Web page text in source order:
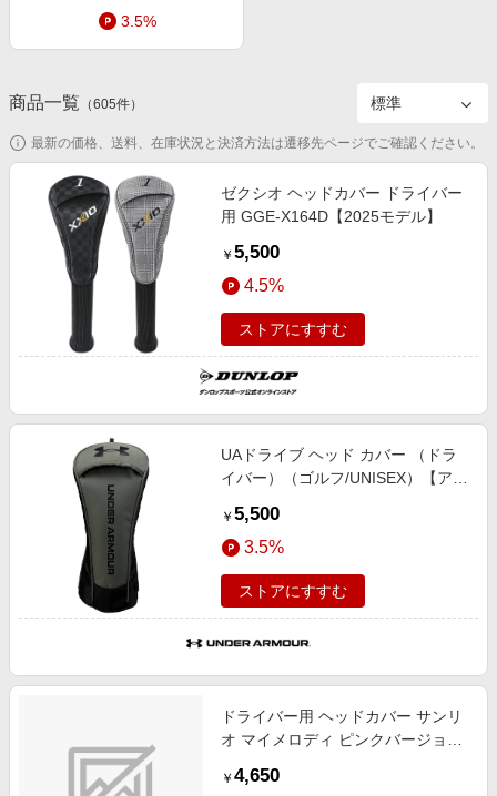
キッズ・ベビー用品
家電・PC・スマホ・カメラ
インテリア・寝具
ペット・花・DIY・車
旅行・レジャー・ホテル予約
生活・お役立ち
金融・マネー・保険
デジタルコンテンツ
ビジネス・その他サービス
電子書籍特集
楽天サービス特集
旅行特集
わくわく夏特集
とことん買い物チャレンジ
Apple公式サイト×楽天カード分割払い
Qoo10メガポ
3.5%
商品一覧 （605件）
最新の価格、送料、在庫状況と決済方法は遷移先ページでご確認ください。
ゼクシオ ヘッドカバー ドライバー
用 GGE-X164D【2025モデル】
￥ 5,500
4.5%
ストアにすすむ
UAドライブ ヘッド カバー （ドラ
イバー）（ゴルフ/UNISEX）【アン
￥ 5,500
3.5%
ストアにすすむ
ドライバー用 ヘッドカバー サンリ
オ マイメロディ ピンクバージョン
Driver Pink(約32×21cm・460cc対
￥ 4,650